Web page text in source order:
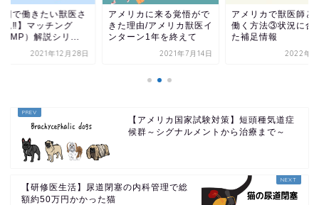
国で働きたい獣医さ
見‼︎】マッチング
）解説シリ...
2021年12月28日
アメリカに来る覚悟がで
きた理由/アメリカ獣医イ
ンターン1年を終えて
2021年7月14日
アメリカで獣医師と
働く方法③状況に合
た補足情報
2022年8
【アメリカ国家試験対策】短頭種気道症
候群～シグナルメントから治療まで～
【研修医生活】尿道閉塞の内科管理で総
額約50万円かかった猫